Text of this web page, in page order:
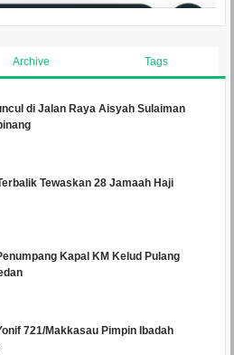
Archive Tags
di Jalan Raya Aisyah Sulaiman
Tewaskan 28 Jamaah Haji
Kapal KM Kelud Pulang
721/Makkasau Pimpin Ibadah